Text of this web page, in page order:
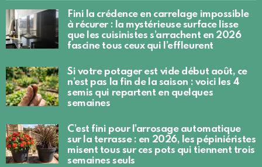
Fini la crédence en carrelage impossible
à récurer : la mystérieuse surface lisse
que les cuisinistes s’arrachent en 2026
fascine tous ceux qui l’effleurent
Si votre potager est vide début août, ce
n’est pas la fin de la saison : voici les 4
semis qui repartent en quelques
semaines
C’est fini pour l’arrosage automatique
sur la terrasse : en 2026, les pépiniéristes
misent tous sur ces pots qui tiennent trois
semaines seuls